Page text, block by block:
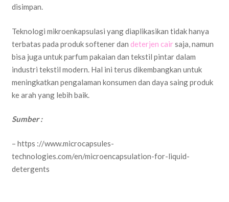
disimpan.
Teknologi mikroenkapsulasi yang diaplikasikan tidak hanya
terbatas pada produk softener dan deterjen cairsaja, namun
bisa juga untuk parfum pakaian dan tekstil pintar dalam
industri tekstil modern. Hal ini terus dikembangkan untuk
meningkatkan pengalaman konsumen dan daya saing produk
ke arah yang lebih baik.
Sumber :
– https ://www.microcapsules-
technologies.com/en/microencapsulation-for-liquid-
detergents